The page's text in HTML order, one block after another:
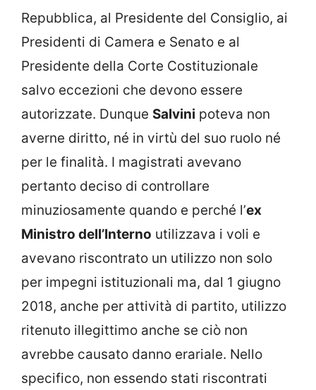
Repubblica, al Presidente del Consiglio, ai
Presidenti di Camera e Senato e al
Presidente della Corte Costituzionale
salvo eccezioni che devono essere
autorizzate. Dunque Salvini poteva non
averne diritto, né in virtù del suo ruolo né
per le finalità. I magistrati avevano
pertanto deciso di controllare
minuziosamente quando e perché l’ex
Ministro dell’Interno utilizzava i voli e
avevano riscontrato un utilizzo non solo
per impegni istituzionali ma, dal 1 giugno
2018, anche per attività di partito, utilizzo
ritenuto illegittimo anche se ciò non
avrebbe causato danno erariale. Nello
specifico, non essendo stati riscontrati